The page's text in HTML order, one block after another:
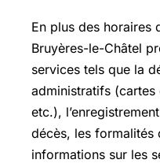
En plus des horaires
Bruyères-le-Châtel
services tels que la
administratifs (cartes
etc.),
décès, les formalités
informations sur les